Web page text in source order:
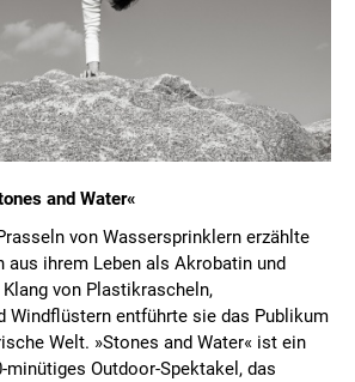
and Water«
von Wassersprinklern erzählte
aus ihrem Leben als Akrobatin und
von Plastikrascheln,
Windflüstern entführte sie das Publikum
Welt. »Stones and Water« ist ein
minütiges Outdoor-Spektakel, das